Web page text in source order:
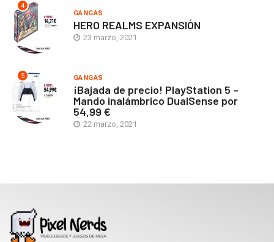
4
GANGAS
HERO REALMS EXPANSIÓN
23 marzo, 2021
5 GANGAS
¡Bajada de precio! PlayStation 5 –
Mando inalámbrico DualSense por
54,99 €
22 marzo, 2021